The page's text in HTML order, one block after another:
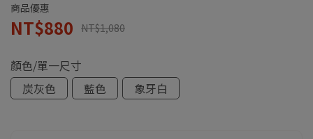
商品優惠
NT$880 NT$1,080
顏色/單一尺寸
炭灰色
藍色 象牙白